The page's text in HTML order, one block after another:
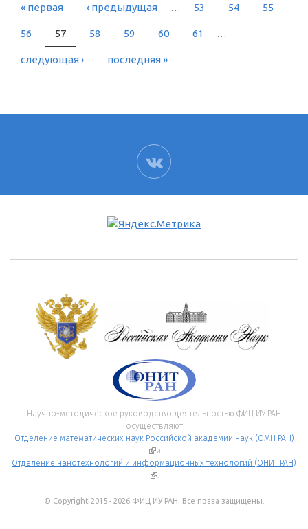
СТРАНИЦЫ
« первая ‹ предыдущая … 53 54 55
56 57 58 59 60 61 …
следующая › последняя »
ВК
Научно-методическое руководство деятельностью ФИЦ ИУ РАН
осуществляют
Отделение математических наук Российской академии наук (ОМН РАН)
(внешняя ссылка)
и
Отделение нанотехнологий и информационных технологий (ОНИТ РАН)
(внешняя ссылка)
© Copyright 2015 - 2026 ФИЦ ИУ РАН. Все права защищены.